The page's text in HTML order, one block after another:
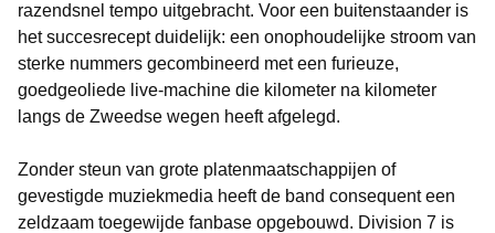
razendsnel tempo uitgebracht. Voor een buitenstaander is
het succesrecept duidelijk: een onophoudelijke stroom van
sterke nummers gecombineerd met een furieuze,
goedgeoliede live-machine die kilometer na kilometer
langs de Zweedse wegen heeft afgelegd.
Zonder steun van grote platenmaatschappijen of
gevestigde muziekmedia heeft de band consequent een
zeldzaam toegewijde fanbase opgebouwd. Division 7 is